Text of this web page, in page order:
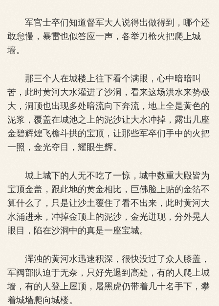
军官士卒们知道督军大人说得出做得到，哪个还
敢怠慢，暴雷也似答应一声，各举刀枪火把爬上城
墙。
那三个人在城楼上往下看个满眼，心中暗暗叫
苦，此时黄河大水灌进了沙洞，看来这场洪水来势极
大，洞顶也出现多处暗流向下奔流，地上全是黄色的
泥浆，覆盖在城池之上的泥沙让大水冲掉，露出几座
金碧辉煌飞檐斗拱的宝顶，让那些军卒们手中的火把
一照，金光夺目，耀眼生辉。
城上城下的人无不吃了一惊，城中数重大殿皆为
宝顶金盖，跟此地的黄金相比，巨佛脸上贴的金箔不
算什么了，只是让沙土覆住了看不出来，此时黄河大
水涌进来，冲掉金顶上的泥沙，金光迸现，分外晃人
眼目，陷在沙洞中的真是一座宝城。
浑浊的黄河水迅速积深，很快没过了众人膝盖，
军阀部队迫于无奈，只好先退到高处，有的人爬上城
墙，有的人登上屋顶，屠黑虎仍带着几十名手下，攀
着城墙爬向城楼。